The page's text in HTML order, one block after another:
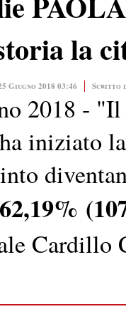
la
Giugno 2018 03:46 Scritto
2018 - "Il
iniziato
62,19%
Cardillo